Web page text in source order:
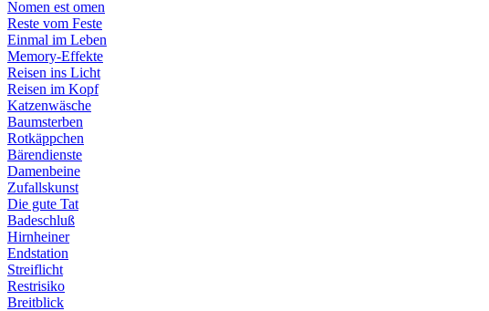
Nomen est omen
Reste vom Feste
Einmal im Leben
Memory-Effekte
Reisen ins Licht
Reisen im Kopf
Katzenwäsche
Baumsterben
Rotkäppchen
Bärendienste
Damenbeine
Zufallskunst
Die gute Tat
Badeschluß
Hirnheiner
Endstation
Streiflicht
Restrisiko
Breitblick